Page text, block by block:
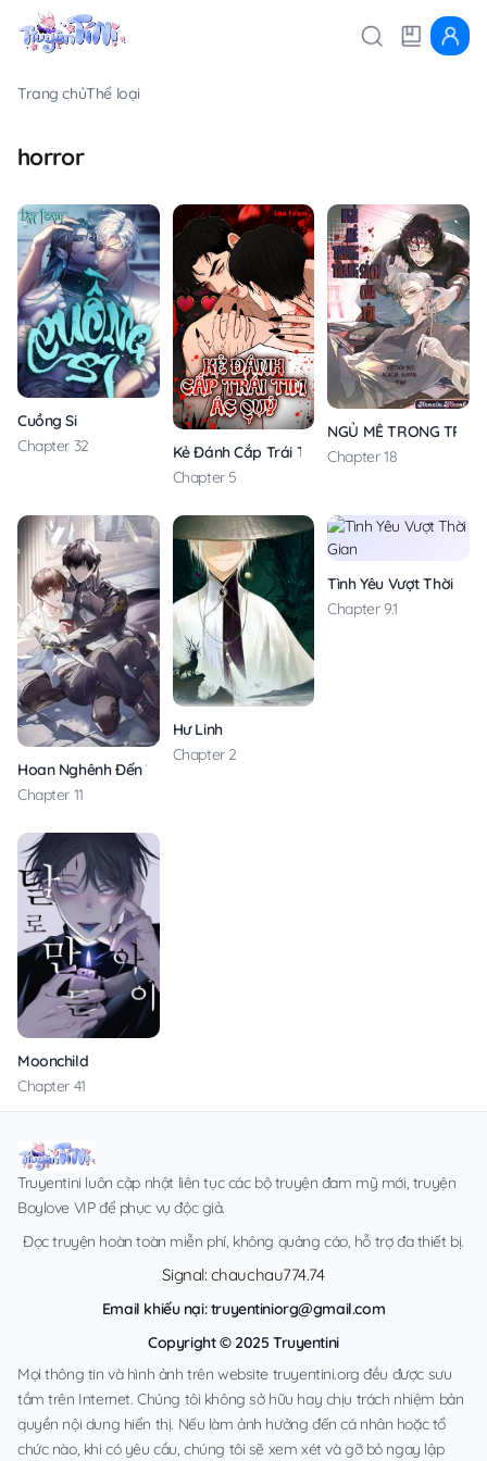
Trang chủThể loại
horror
Cuồng Si
Chapter 32
Kẻ Đánh Cắp Trái Tim Ác Quỷ
Chapter 5
NGỦ MÊ TRONG
Chapter 18
Hoan Nghênh Đến Với Trò Chơi Ác Mộng
Chapter 11
Hư Linh
Chapter 2
Tình Yêu Vượt Thời Gian
Chapter 9.1
Moonchild
Chapter 41
Truyentini luôn cập nhật liên tục các bộ truyện đam mỹ mới, truyện
Boylove VIP để phục vụ độc giả.
Đọc truyện hoàn toàn miễn phí, không quảng cáo, hỗ trợ đa thiết bị.
Signal: chauchau774.74
Email khiếu nại:truyentiniorg@gmail.com
Copyright © 2025 Truyentini
Mọi thông tin và hình ảnh trên website truyentini.org đều được sưu
tầm trên Internet. Chúng tôi không sở hữu hay chịu trách nhiệm bản
quyền nội dung hiển thị. Nếu làm ảnh hưởng đến cá nhân hoặc tổ
chức nào, khi có yêu cầu, chúng tôi sẽ xem xét và gỡ bỏ ngay lập